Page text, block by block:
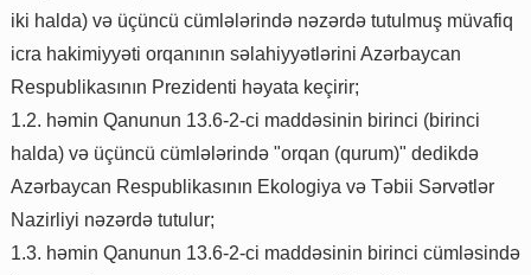
iki halda) və üçüncü cümlələrində nəzərdə tutulmuş müvafiq
icra hakimiyyəti orqanının səlahiyyətlərini Azərbaycan
Respublikasının Prezidenti həyata keçirir;
1.2. həmin Qanunun 13.6-2-ci maddəsinin birinci (birinci
halda) və üçüncü cümlələrində "orqan (qurum)" dedikdə
Azərbaycan Respublikasının Ekologiya və Təbii Sərvətlər
Nazirliyi nəzərdə tutulur;
1.3. həmin Qanunun 13.6-2-ci maddəsinin birinci cümləsində